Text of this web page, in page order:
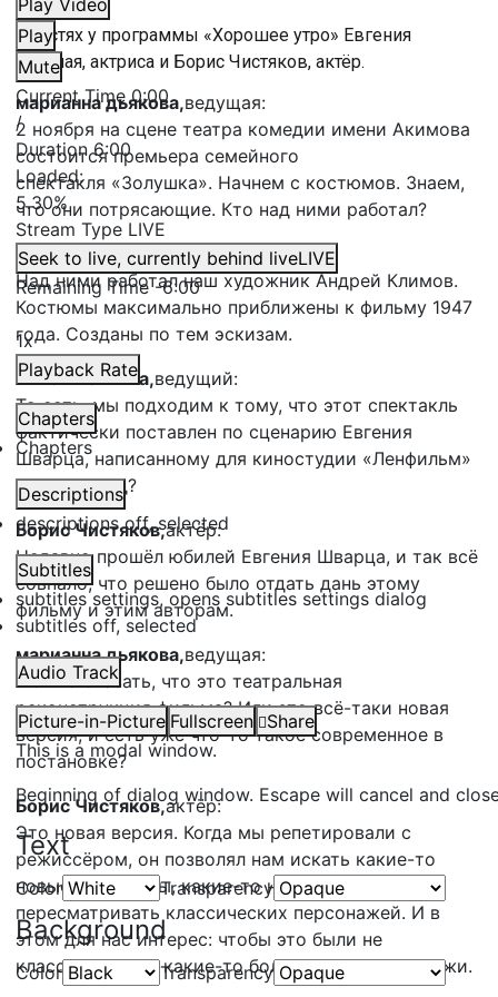
Play Video
Play
Mute
Current Time0:00
/
Duration6:00
Loaded:
5.30%
Stream Type LIVE
Seek to live, currently behind liveLIVE
Remaining Time-6:00
1x
Playback Rate
Chapters
Chapters
Descriptions
descriptions off, selected
Subtitles
subtitles settings, opens subtitles settings dialog
subtitles off, selected
Audio Track
Picture-in-Picture Fullscreen
Share
This is a modal window.
Beginning of dialog window. Escape will cancel and
Text
Color Transparency
Background
Color Transparency
В гостях у программы «Хорошее утро» Евгения
Светлая, актриса и Борис Чистяков, актёр.
марианна дьякова,ведущая:
2 ноября на сцене театра комедии имени Акимова
состоится премьера семейного
спектакля «Золушка». Начнем с костюмов. Знаем,
что они потрясающие. Кто над ними работал?
Евгения Светлая,актриса:
Над ними работал наш художник Андрей Климов.
Костюмы максимально приближены к фильму 1947
года. Созданы по тем эскизам.
михаил спичка,ведущий:
То есть, мы подходим к тому, что этот спектакль
фактически поставлен по сценарию Евгения
Шварца, написанному для киностудии «Ленфильм»
70 лет назад?
Борис Чистяков,актёр:
Недавно прошёл юбилей Евгения Шварца, и так всё
совпало, что решено было отдать дань этому
фильму и этим авторам.
марианна дьякова,ведущая:
Можно сказать, что это театральная
реконструкция фильма? Или это всё-таки новая
версия, и есть уже что-то такое современное в
постановке?
Борис Чистяков,актёр:
Это новая версия. Когда мы репетировали с
режиссёром, он позволял нам искать какие-то
новые характеры, какие-то новые оценки,
пересматривать классических персонажей. И в
этом для нас интерес: чтобы это были не
классические, а какие-то более живые персонажи.